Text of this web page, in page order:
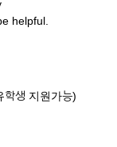
helpful.
학생 지원가능)